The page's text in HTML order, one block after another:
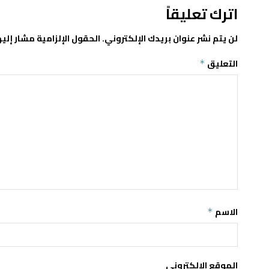
اترك تعليقاً
لن يتم نشر عنوان بريدك الإلكتروني.الحقول الإلزامية مشار
التعليق *
الاسم *
الموقع الإلكتروني